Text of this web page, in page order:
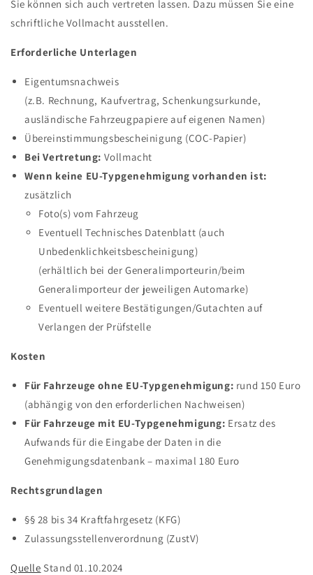
Sie können sich auch vertreten lassen. Dazu müssen Sie eine
schriftliche Vollmacht ausstellen.
Erforderliche Unterlagen
Eigentumsnachweis
(z.B. Rechnung, Kaufvertrag, Schenkungsurkunde,
ausländische Fahrzeugpapiere auf eigenen Namen)
Übereinstimmungsbescheinigung (COC-Papier)
Bei Vertretung: Vollmacht
Wenn keine EU-Typgenehmigung vorhanden ist:
zusätzlich
Foto(s) vom Fahrzeug
Eventuell Technisches Datenblatt (auch
Unbedenklichkeitsbescheinigung)
(erhältlich bei der Generalimporteurin/beim
Generalimporteur der jeweiligen Automarke)
Eventuell weitere Bestätigungen/Gutachten auf
Verlangen der Prüfstelle
Kosten
Für Fahrzeuge ohne EU-Typgenehmigung: rund 150 Euro
(abhängig von den erforderlichen Nachweisen)
Für Fahrzeuge mit EU-Typgenehmigung: Ersatz des
Aufwands für die Eingabe der Daten in die
Genehmigungsdatenbank – maximal 180 Euro
Rechtsgrundlagen
§§ 28 bis 34 Kraftfahrgesetz (KFG)
Zulassungsstellenverordnung (ZustV)
Quelle Stand 01.10.2024